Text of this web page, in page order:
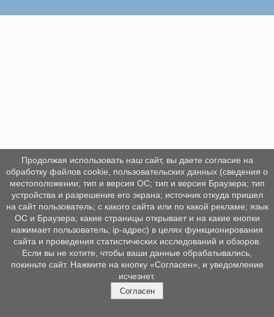
Продолжая использовать наш сайт, вы даете согласие на
обработку файлов cookie, пользовательских данных (сведения о
местоположении; тип и версия ОС; тип и версия Браузера; тип
устройства и разрешение его экрана; источник откуда пришел
на сайт пользователь; с какого сайта или по какой рекламе; язык
ОС и Браузера; какие страницы открывает и на какие кнопки
нажимает пользователь; ip-адрес) в целях функционирования
сайта и проведения статистических исследований и обзоров.
Если вы не хотите, чтобы ваши данные обрабатывались,
покиньте сайт. Нажмите на кнопку «Согласен», и уведомление
исчезнет.
Согласен